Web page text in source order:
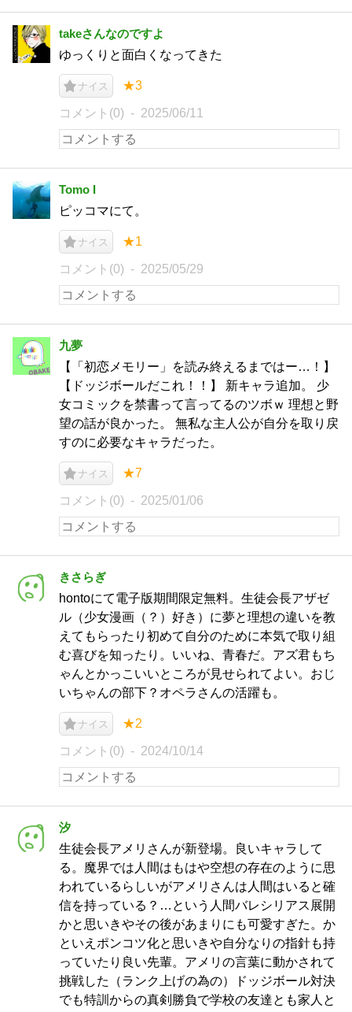
takeさんなのですよ
ゆっくりと面白くなってきた
ナイス ★3
コメント(0) 2025/06/11
Tomo I
ピッコマにて。
ナイス ★1
コメント(0) 2025/05/29
九夢
【「初恋メモリー」を読み終えるまではー…！】
【ドッジボールだこれ！！】 新キャラ追加。 少
女コミックを禁書って言ってるのツボｗ 理想と野
望の話が良かった。 無私な主人公が自分を取り戻
すのに必要なキャラだった。
ナイス ★7
コメント(0) 2025/01/06
きさらぎ
hontoにて電子版期間限定無料。生徒会長アザゼ
ル（少女漫画（？）好き）に夢と理想の違いを教
えてもらったり初めて自分のために本気で取り組
む喜びを知ったり。いいね、青春だ。アズ君もち
ゃんとかっこいいところが見せられてよい。おじ
いちゃんの部下？オペラさんの活躍も。
ナイス ★2
コメント(0) 2024/10/14
汐
生徒会長アメリさんが新登場。良いキャラして
る。魔界では人間はもはや空想の存在のように思
われているらしいがアメリさんは人間はいると確
信を持っている？…という人間バレシリアス展開
かと思いきやその後があまりにも可愛すぎた。か
といえポンコツ化と思いきや自分なりの指針も持
っていたり良い先輩。アメリの言葉に動かされて
挑戦した（ランク上げの為の）ドッジボール対決
でも特訓からの真剣勝負で学校の友達とも家人と